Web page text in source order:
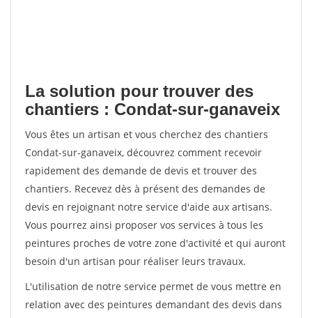
La solution pour trouver des
chantiers : Condat-sur-ganaveix
Vous êtes un artisan et vous cherchez des chantiers
Condat-sur-ganaveix, découvrez comment recevoir
rapidement des demande de devis et trouver des
chantiers. Recevez dès à présent des demandes de
devis en rejoignant notre service d'aide aux artisans.
Vous pourrez ainsi proposer vos services à tous les
peintures proches de votre zone d'activité et qui auront
besoin d'un artisan pour réaliser leurs travaux.
L'utilisation de notre service permet de vous mettre en
relation avec des peintures demandant des devis dans